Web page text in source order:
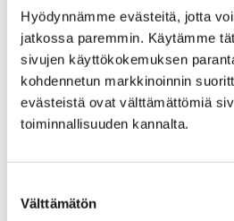
Hyödynnämme evästeitä, jotta
jatkossa paremmin. Käytämme
sivujen käyttökokemuksen
kohdennetun markkinoinnin
evästeistä ovat välttämättömiä
toiminnallisuuden kannalta.
valinta
Välttämätön
Home MONIPORI-
MONIPORI-
info